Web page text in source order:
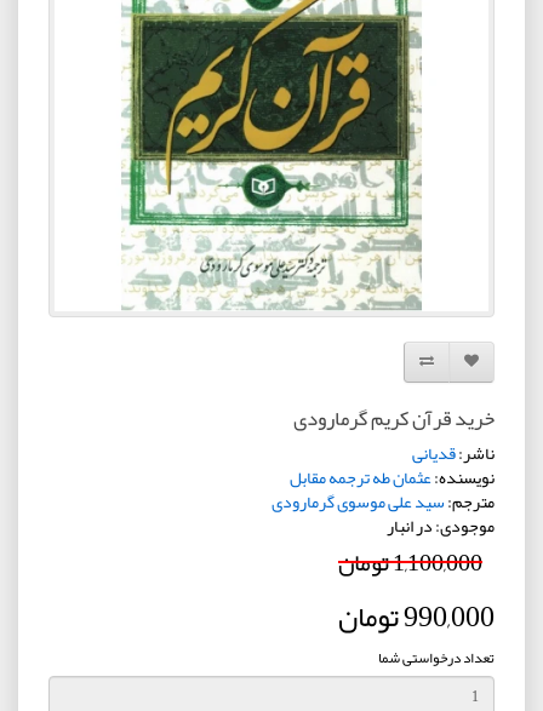
افزودن به لیست دلخواه
مقایسه این محصول
خرید قرآن کریم گرمارودی
ناشر:قدیانی
نویسنده:عثمان طه ترجمه مقابل
مترجم:سید علی موسوی گرمارودی
موجودی: در انبار
1,100,000 تومان
990,000 تومان
تعداد درخواستی شما